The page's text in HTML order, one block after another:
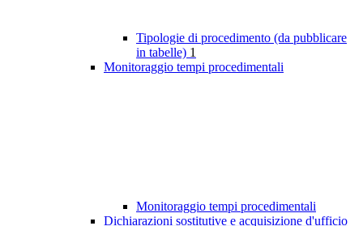
Tipologie di procedimento (da pubblicare
in tabelle) 1
Monitoraggio tempi procedimentali
Monitoraggio tempi procedimentali
Dichiarazioni sostitutive e acquisizione d'ufficio